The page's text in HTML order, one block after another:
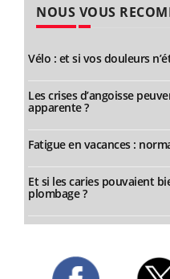
NOUS VOUS
Vélo : et si vos douleurs
Les crises d’angoisse
apparente ?
Fatigue en vacances :
Et si les caries pouvaient
plombage ?